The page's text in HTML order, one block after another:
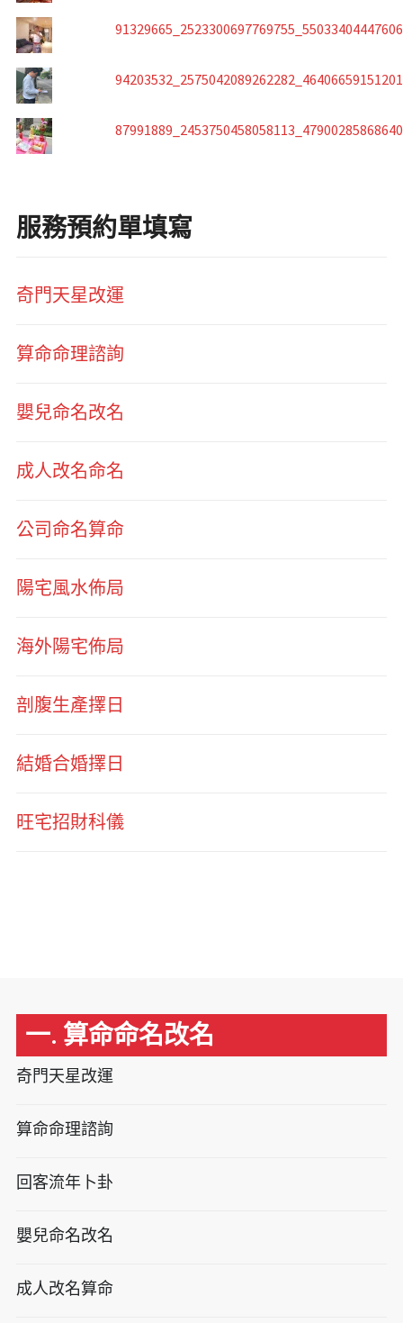
服務預約單填寫
奇門天星改運
算命命理諮詢
嬰兒命名改名
成人改名命名
公司命名算命
陽宅風水佈局
海外陽宅佈局
剖腹生產擇日
結婚合婚擇日
旺宅招財科儀
一. 算命命名改名
奇門天星改運
算命命理諮詢
回客流年卜卦
嬰兒命名改名
成人改名算命